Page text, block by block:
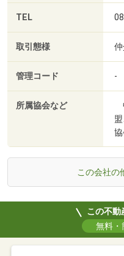
TEL
取引態様
管理コード -
所属協会など
この会社の
この不動
無料・